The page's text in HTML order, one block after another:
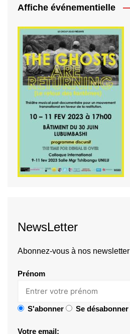
Affiche événementielle
NewsLetter
Abonnez-vous à nos newsletter
Prénom
S'abonner Se désabonner
Votre email: